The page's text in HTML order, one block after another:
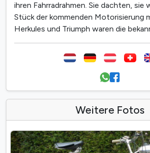
ihren Fahrradrahmen. Sie dachten, sie
Stück der kommenden Motorisierung
Herkules und Triumph waren die
Weitere Fotos